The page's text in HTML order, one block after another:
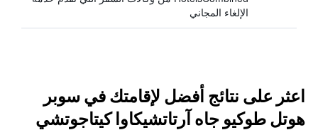
الإلغاء المجاني
اعثر على نتائج أفضل لإقامتك في سوبر
هوتل طوكيو جاه آرتاتشيكاوا كيتاجوتشي